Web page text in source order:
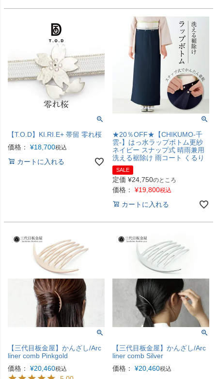
【T.O.D】KI.RI.E+ 帯留 零れ桜
価格：
¥18,700税込
カートに入れる
★20％OFF★【CHIKUMO-千
雲-】はっ水ラップボトム更紗
ネイビー スナップ式 晴雨兼用
洗える裾除け 雨コート くるり
SALE
定価 ¥24,750のところ
価格： ¥19,800税込
カートに入れる
【三代目板金屋】かんざし/Arc
liner comb Pinkgold
価格：
¥20,460税込
【三代目板金屋】かんざし/Arc
liner comb Silver
価格：
¥20,460税込